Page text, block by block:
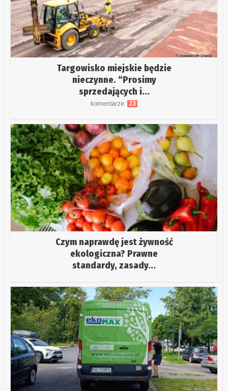
Targowisko miejskie będzie
nieczynne. “Prosimy
sprzedających i...
komentarze: 23
Czym naprawdę jest żywność
ekologiczna? Prawne
standardy, zasady...